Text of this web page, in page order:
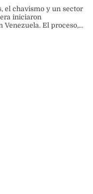
el chavismo y un sector
iniciaron
Venezuela. El proceso,
busca ordenar el
comicios.